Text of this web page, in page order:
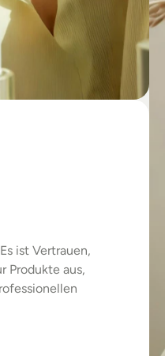
ist Vertrauen,
Produkte aus,